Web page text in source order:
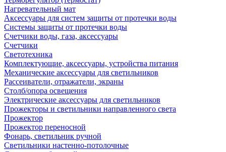
Нагревательный мат
Аксессуары для систем защиты от протечки воды
Системы защиты от протечки воды
Счетчики воды, газа, аксессуары
Счетчики
Светотехника
Комплектующие, аксессуары, устройства питания
Механические аксессуары для светильников
Рассеиватели, отражатели, экраны
Столб/опора освещения
Электрические аксессуары для светильников
Прожекторы и светильники направленного света
Прожектор
Прожектор переносной
Фонарь, светильник ручной
Светильники настенно-потолочные